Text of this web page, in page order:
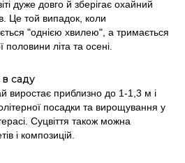
дуже довго й зберігає охайний
Це той випадок, коли
"однією хвилею", а тримається
половини літа та осені.
в саду
виростає приблизно до 1-1,3 м і
посадки та вирощування у
Суцвіття також можна
і композицій.